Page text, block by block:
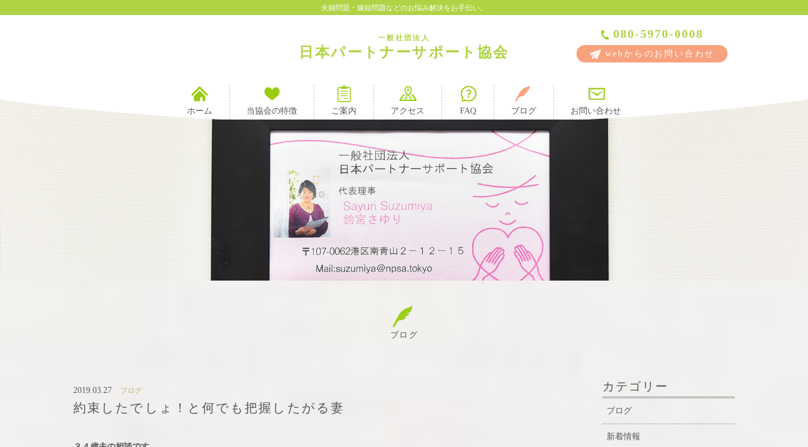
夫婦問題・嫁姑問題などのお悩み解決をお手伝い。
一般社団法人
日本パートナーサポート協会
080-5970-0008
webからのお問い合わせ
ホーム 当協会の特徴 ご案内 アクセス FAQ ブログ お問い合わせ
ブログ
2019.03.27 ブログ
約束したでしょ！と何でも把握したがる妻
カテゴリー
ブログ
新着情報